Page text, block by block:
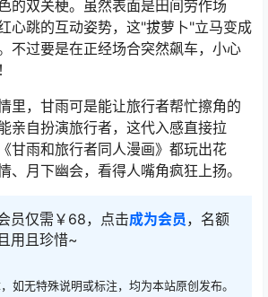
的双关梗。虽然表面是田间劳作场
心跳的互动姿势，这"拔萝卜"立马变成
不过要是在正经场合突然飙车，小心
里，甘雨可是能让旅行者帮忙擦角的
亲自扮演旅行者，这代入感直接拉
甘雨和旅行者同人漫画》都玩出花
、月下幽会，看得人嘴角疯狂上扬。
员仅需￥68，点击成为会员，名额
用且珍惜~
如无特殊说明或标注，均为本站原创发布。